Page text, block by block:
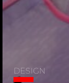
DESIGN